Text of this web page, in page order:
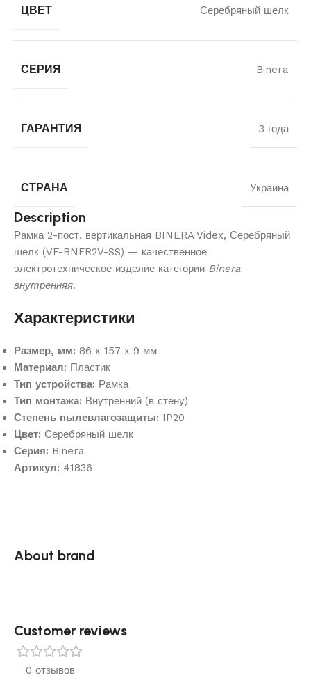
ЦВЕТ Серебряный шелк
СЕРИЯ Binera
ГАРАНТИЯ 3 года
СТРАНА Украина
Description
Рамка 2-пост. вертикальная BINERA Videx, Серебряный
шелк (VF-BNFR2V-SS) — качественное
электротехническое изделие категории Binera
внутренняя.
Характеристики
Размер, мм: 86 х 157 х 9 мм
Материал: Пластик
Тип устройства: Рамка
Тип монтажа: Внутренний (в стену)
Степень пылевлагозащиты: IP20
Цвет: Серебряный шелк
Серия: Binera
Артикул: 41836
About brand
Customer reviews​
0 отзывов